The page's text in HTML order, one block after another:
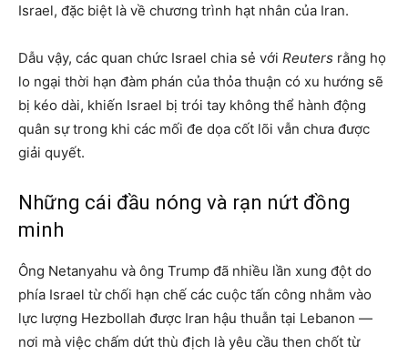
Israel, đặc biệt là về chương trình hạt nhân của Iran.
Dẫu vậy, các quan chức Israel chia sẻ với Reuters rằng họ
lo ngại thời hạn đàm phán của thỏa thuận có xu hướng sẽ
bị kéo dài, khiến Israel bị trói tay không thể hành động
quân sự trong khi các mối đe dọa cốt lõi vẫn chưa được
giải quyết.
Những cái đầu nóng và rạn nứt đồng
minh
Ông Netanyahu và ông Trump đã nhiều lần xung đột do
phía Israel từ chối hạn chế các cuộc tấn công nhằm vào
lực lượng Hezbollah được Iran hậu thuẫn tại Lebanon —
nơi mà việc chấm dứt thù địch là yêu cầu then chốt từ